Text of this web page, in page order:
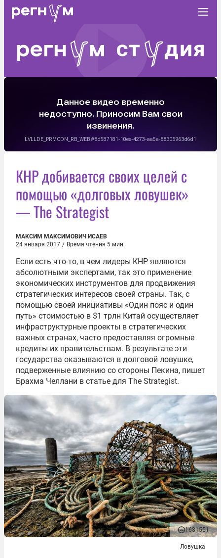
КНР добивается своих целей с
помощью «долговых ловушек»
— The Strategist
МАКСИМ МАКСИМОВИЧ ИСАЕВ
24 января 2017 / Время чтения 5 мин
Если есть что-то, в чем лидеры КНР являются
абсолютными экспертами, так это применение
экономических инструментов для продвижения
стратегических интересов своей страны. Так, с
помощью своей инициативы «Один пояс и один
путь» стоимостью в $1 трлн Китай осуществляет
инфраструктурные проекты в стратегических
важных странах, часто предоставляя огромные
кредиты их правительствам. В результате эти
государства оказываются в долговой ловушке,
подверженные влиянию со стороны Пекина, пишет
Брахма Челлани в статье для The Strategist.
1681551
Ловушка